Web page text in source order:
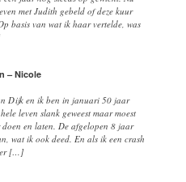
met Judith gebeld of deze kuur
basis van wat ik haar vertelde, was
– Nicole
Dijk en ik ben in januari 50 jaar
leven slank geweest maar moest
en laten. De afgelopen 8 jaar
wat ik ook deed. En als ik een crash
er […]